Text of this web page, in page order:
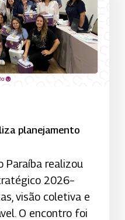
planejamento
Paraíba realizou
2026–
visão coletiva e
O encontro foi